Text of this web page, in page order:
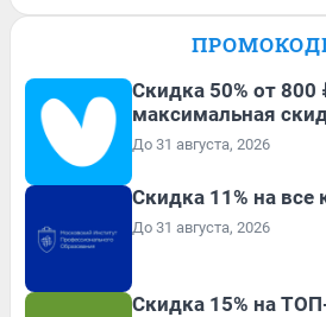
Скидка 50% от 800
максимальная
До 31 августа, 2026
Скидка 11% на все
До 31 августа, 2026
Скидка 15% на